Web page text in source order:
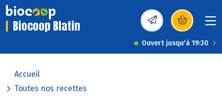
Biocoop Blatin (s’ouvre dans une
Ouvert jusqu'à 19:30
Accueil
Toutes nos recettes